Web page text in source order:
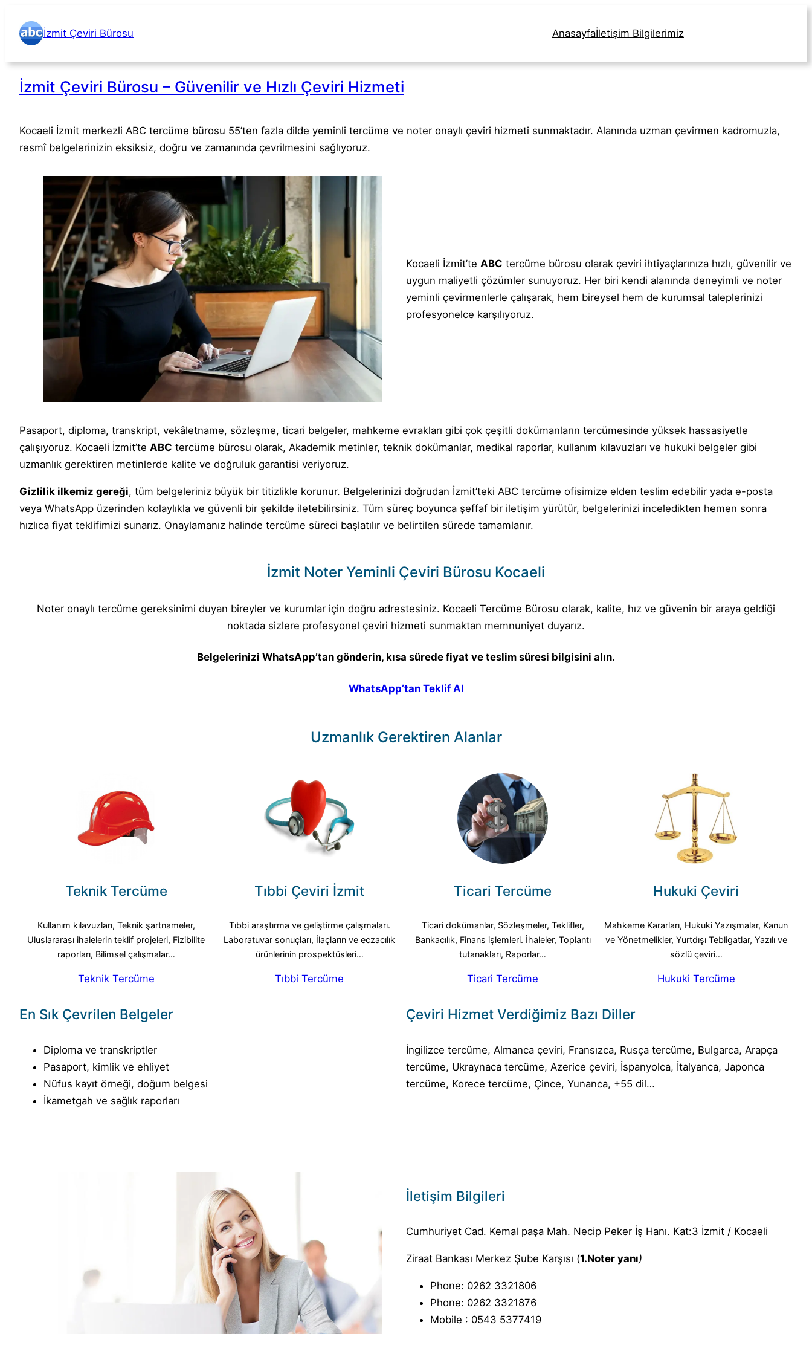
geç
İzmit Çeviri Bürosu Anasayfaİletişim Bilgilerimiz
İzmit Çeviri Bürosu – Güvenilir ve Hızlı Çeviri Hizmeti
Kocaeli İzmit merkezli ABC tercüme bürosu 55’ten fazla dilde yeminli tercüme ve noter onaylı çeviri hizmeti sunmaktadır. Alanında uzman çevirmen kadromuzla,
resmî belgelerinizin eksiksiz, doğru ve zamanında çevrilmesini sağlıyoruz.
Kocaeli İzmit’te ABC tercüme bürosu olarak çeviri ihtiyaçlarınıza hızlı, güvenilir ve
uygun maliyetli çözümler sunuyoruz. Her biri kendi alanında deneyimli ve noter
yeminli çevirmenlerle çalışarak, hem bireysel hem de kurumsal taleplerinizi
profesyonelce karşılıyoruz.
Pasaport, diploma, transkript, vekâletname, sözleşme, ticari belgeler, mahkeme evrakları gibi çok çeşitli dokümanların tercümesinde yüksek hassasiyetle
çalışıyoruz. Kocaeli İzmit’te ABC tercüme bürosu olarak, Akademik metinler, teknik dokümanlar, medikal raporlar, kullanım kılavuzları ve hukuki belgeler gibi
uzmanlık gerektiren metinlerde kalite ve doğruluk garantisi veriyoruz.
Gizlilik ilkemiz gereği, tüm belgeleriniz büyük bir titizlikle korunur. Belgelerinizi doğrudan İzmit’teki ABC tercüme ofisimize elden teslim edebilir yada e-posta
veya WhatsApp üzerinden kolaylıkla ve güvenli bir şekilde iletebilirsiniz. Tüm süreç boyunca şeffaf bir iletişim yürütür, belgelerinizi inceledikten hemen sonra
hızlıca fiyat teklifimizi sunarız. Onaylamanız halinde tercüme süreci başlatılır ve belirtilen sürede tamamlanır.
İzmit Noter Yeminli Çeviri Bürosu Kocaeli
Noter onaylı tercüme gereksinimi duyan bireyler ve kurumlar için doğru adrestesiniz. Kocaeli Tercüme Bürosu olarak, kalite, hız ve güvenin bir araya geldiği
noktada sizlere profesyonel çeviri hizmeti sunmaktan memnuniyet duyarız.
Belgelerinizi WhatsApp’tan gönderin, kısa sürede fiyat ve teslim süresi bilgisini alın.
WhatsApp’tan Teklif Al
Uzmanlık Gerektiren Alanlar
Teknik Tercüme
Kullanım kılavuzları, Teknik şartnameler,
Uluslararası ihalelerin teklif projeleri, Fizibilite
raporları, Bilimsel çalışmalar…
Teknik Tercüme
Tıbbi Çeviri İzmit
Tıbbi araştırma ve geliştirme çalışmaları.
Laboratuvar sonuçları, İlaçların ve eczacılık
ürünlerinin prospektüsleri…
Tıbbi Tercüme
Ticari Tercüme
Ticari dokümanlar, Sözleşmeler, Teklifler,
Bankacılık, Finans işlemleri. İhaleler, Toplantı
tutanakları, Raporlar…
Ticari Tercüme
Hukuki Çeviri
Mahkeme Kararları, Hukuki Yazışmalar, Kanun
ve Yönetmelikler, Yurtdışı Tebligatlar, Yazılı ve
sözlü çeviri…
Hukuki Tercüme
En Sık Çevrilen Belgeler
Diploma ve transkriptler
Pasaport, kimlik ve ehliyet
Nüfus kayıt örneği, doğum belgesi
İkametgah ve sağlık raporları
Çeviri Hizmet Verdiğimiz Bazı Diller
İngilizce tercüme, Almanca çeviri, Fransızca, Rusça tercüme, Bulgarca, Arapça
tercüme, Ukraynaca tercüme, Azerice çeviri, İspanyolca, İtalyanca, Japonca
tercüme, Korece tercüme, Çince, Yunanca, +55 dil…
İletişim Bilgileri
Cumhuriyet Cad. Kemal paşa Mah. Necip Peker İş Hanı. Kat:3 İzmit / Kocaeli
Ziraat Bankası Merkez Şube Karşısı (1.Noter yanı)
Phone: 0262 3321806
Phone: 0262 3321876
Mobile : 0543 5377419